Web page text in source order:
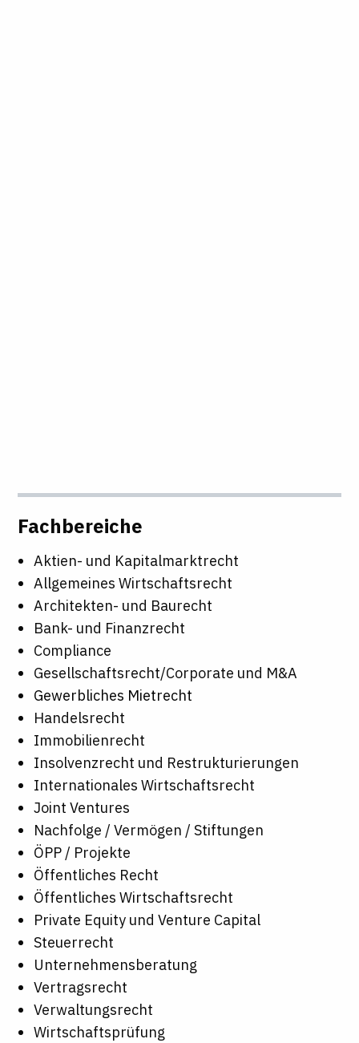
Fachbereiche
Aktien- und Kapitalmarktrecht
Allgemeines Wirtschaftsrecht
Architekten- und Baurecht
Bank- und Finanzrecht
Compliance
Gesellschaftsrecht/Corporate und M&A
Gewerbliches Mietrecht
Handelsrecht
Immobilienrecht
Insolvenzrecht und Restrukturierungen
Internationales Wirtschaftsrecht
Joint Ventures
Nachfolge / Vermögen / Stiftungen
ÖPP / Projekte
Öffentliches Recht
Öffentliches Wirtschaftsrecht
Private Equity und Venture Capital
Steuerrecht
Unternehmensberatung
Vertragsrecht
Verwaltungsrecht
Wirtschaftsprüfung